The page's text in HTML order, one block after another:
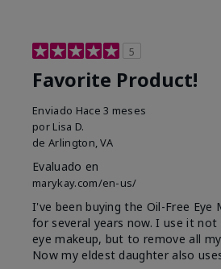
5
Favorite Product!
Enviado Hace 3 meses
por Lisa D.
de Arlington, VA
Evaluado en
marykay.com/en-us/
I've been buying the Oil-Free Eye
for several years now. I use it
eye makeup, but to remove all
Now my eldest daughter also